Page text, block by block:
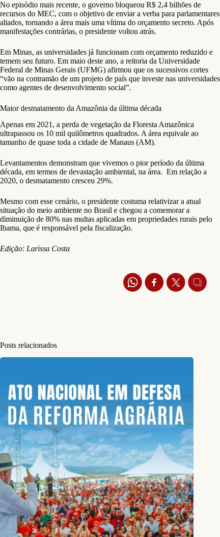
No episódio mais recente, o governo bloqueou R$ 2,4 bilhões de
recursos do MEC, com o objetivo de enviar a verba para parlamentares
aliados, tornando a área mais uma vítima do orçamento secreto. Após
manifestações contrárias, o presidente voltou atrás.
Em Minas, as universidades já funcionam com orçamento reduzido e
temem seu futuro. Em maio deste ano, a reitoria da Universidade
Federal de Minas Gerais (UFMG) afirmou que os sucessivos cortes
“vão na contramão de um projeto de país que investe nas universidades
como agentes de desenvolvimento social”.
Maior desmatamento da Amazônia da última década
Apenas em 2021, a perda de vegetação da Floresta Amazônica
ultrapassou os 10 mil quilômetros quadrados. A área equivale ao
tamanho de quase toda a cidade de Manaus (AM).
Levantamentos demonstram que vivemos o pior período da última
década, em termos de devastação ambiental, na área. Em relação a
2020, o desmatamento cresceu 29%.
Mesmo com esse cenário, o presidente costuma relativizar a atual
situação do meio ambiente no Brasil e chegou a comemorar a
diminuição de 80% nas multas aplicadas em propriedades rurais pelo
Ibama, que é responsável pela fiscalização.
Edição: Larissa Costa
Posts relacionados